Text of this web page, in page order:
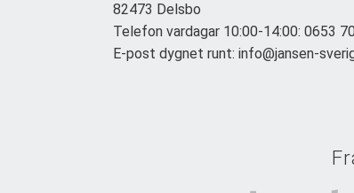
82473 Delsbo
Telefon vardagar 10:00-14:00: 0653
E-post dygnet runt: info@jansen-